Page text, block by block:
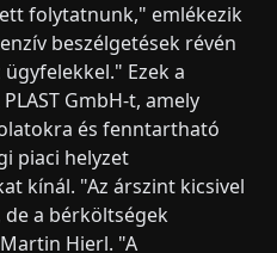
folytatnunk," emlékezik
beszélgetések révén
Ezek a
GmbH-t, amely
és fenntartható
piaci helyzet
kínál. "Az árszint kicsivel
de a bérköltségek
Hierl. "A